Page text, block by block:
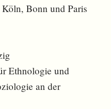
Bonn und Paris
Ethnologie und
an der